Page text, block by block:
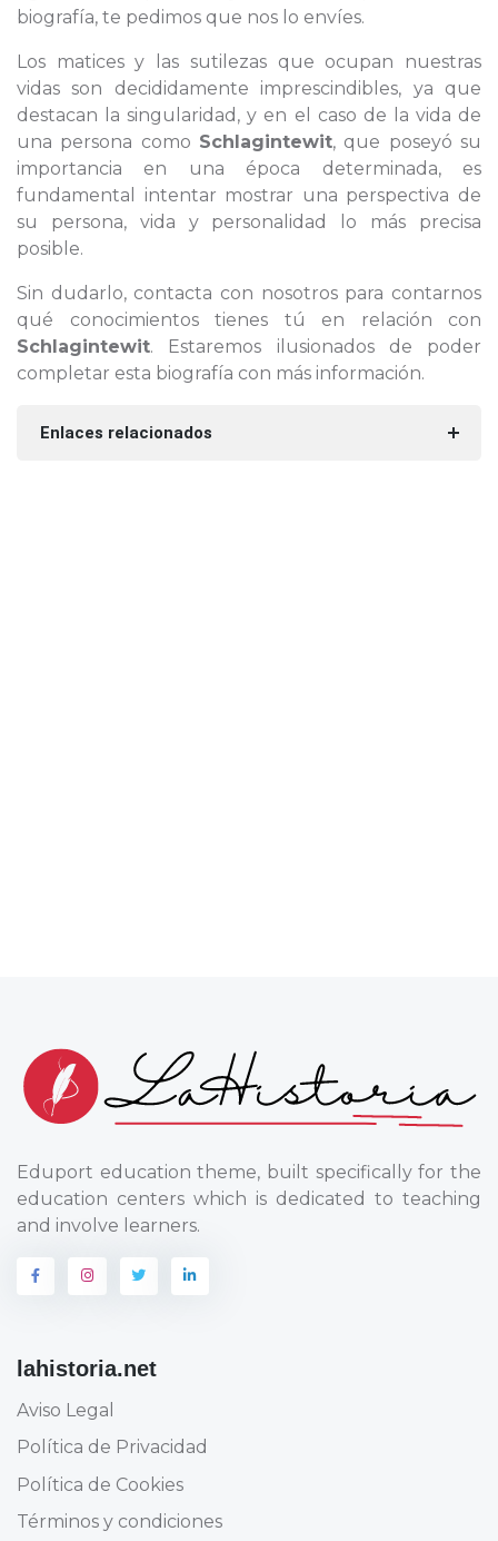
biografía, te pedimos que nos lo envíes.
Los matices y las sutilezas que ocupan nuestras
vidas son decididamente imprescindibles, ya que
destacan la singularidad, y en el caso de la vida de
una persona como Schlagintewit, que poseyó su
importancia en una época determinada, es
fundamental intentar mostrar una perspectiva de
su persona, vida y personalidad lo más precisa
posible.
Sin dudarlo, contacta con nosotros para contarnos
qué conocimientos tienes tú en relación con
Schlagintewit. Estaremos ilusionados de poder
completar esta biografía con más información.
Enlaces relacionados
Eduport education theme, built specifically for the
education centers which is dedicated to teaching
and involve learners.
lahistoria.net
Aviso Legal
Política de Privacidad
Política de Cookies
Términos y condiciones